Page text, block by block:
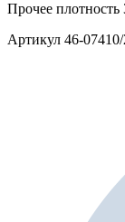
Прочее плотность
Артикул 46-